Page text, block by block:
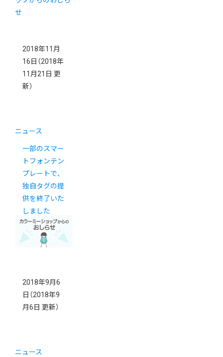
2018年11月
16日 （2018年
11月21日 更
新）
ニュース
一部のスマー
トフォンテン
プレートで、
独自タグの提
供を終了いた
しました
2018年9月6
日 （2018年9
月6日 更新）
ニュース